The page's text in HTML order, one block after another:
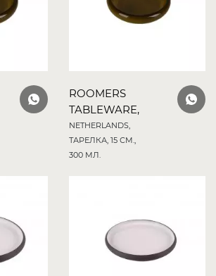
ROOMERS
TABLEWARE,
NETHERLANDS,
ТАРЕЛКА, 15 СМ.,
300 МЛ.